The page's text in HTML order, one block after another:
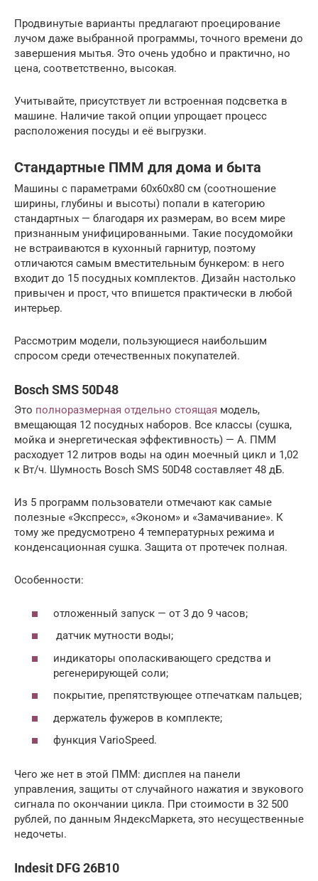
Продвинутые варианты предлагают проецирование
лучом даже выбранной программы, точного времени до
завершения мытья. Это очень удобно и практично, но
цена, соответственно, высокая.
Учитывайте, присутствует ли встроенная подсветка в
машине. Наличие такой опции упрощает процесс
расположения посуды и её выгрузки.
Стандартные ПММ для дома и быта
Машины с параметрами 60х60х80 см (соотношение
ширины, глубины и высоты) попали в категорию
стандартных — благодаря их размерам, во всем мире
признанным унифицированными. Такие посудомойки
не встраиваются в кухонный гарнитур, поэтому
отличаются самым вместительным бункером: в него
входит до 15 посудных комплектов. Дизайн настолько
привычен и прост, что впишется практически в любой
интерьер.
Рассмотрим модели, пользующиеся наибольшим
спросом среди отечественных покупателей.
Bosch SMS 50D48
Это полноразмерная отдельно стоящая модель,
вмещающая 12 посудных наборов. Все классы (сушка,
мойка и энергетическая эффективность) — А. ПММ
расходует 12 литров воды на один моечный цикл и 1,02
к Вт/ч. Шумность Bosch SMS 50D48 составляет 48 дБ.
Из 5 программ пользователи отмечают как самые
полезные «Экспресс», «Эконом» и «Замачивание». К
тому же предусмотрено 4 температурных режима и
конденсационная сушка. Защита от протечек полная.
Особенности:
отложенный запуск — от 3 до 9 часов;
датчик мутности воды;
индикаторы ополаскивающего средства и
регенерирующей соли;
покрытие, препятствующее отпечаткам пальцев;
держатель фужеров в комплекте;
функция VarioSpeed.
Чего же нет в этой ПММ: дисплея на панели
управления, защиты от случайного нажатия и звукового
сигнала по окончании цикла. При стоимости в 32 500
рублей, по данным ЯндексМаркета, это несущественные
недочеты.
Indesit DFG 26B10